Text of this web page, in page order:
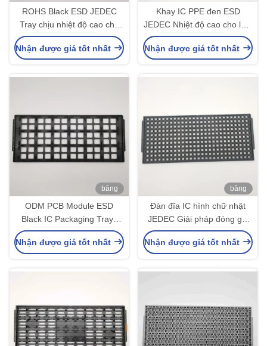
ROHS Black ESD JEDEC
Tray chịu nhiệt độ cao cho
chip LGA IC
Nhận được giá tốt nhất
Khay IC PPE đen ESD
JEDEC Nhiệt độ cao cho loại
gói chip LGA
Nhận được giá tốt nhất
băng
ODM PCB Module ESD
Black IC Packaging Trays
Kháng nhiệt
Nhận được giá tốt nhất
băng
Đàn đĩa IC hình chữ nhật
JEDEC Giải pháp đóng gói
IC đơn giản Độ cao 7,62mm
Nhận được giá tốt nhất